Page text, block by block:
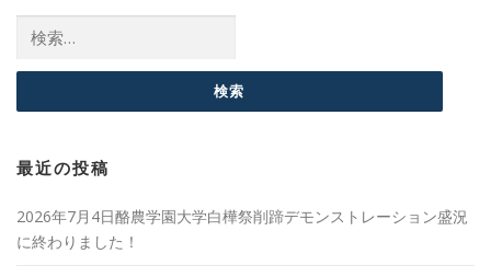
最近の投稿
2026年7月4日酪農学園大学白樺祭削蹄デモンストレーション盛況
に終わりました！